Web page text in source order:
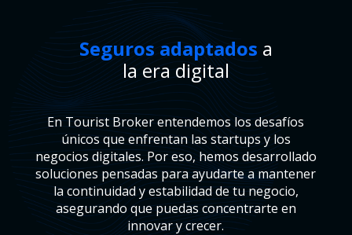
Seguros adaptados a
la era digital
En Tourist Broker entendemos los desafíos
únicos que enfrentan las startups y los
negocios digitales. Por eso, hemos desarrollado
soluciones pensadas para ayudarte a mantener
la continuidad y estabilidad de tu negocio,
asegurando que puedas concentrarte en
innovar y crecer.